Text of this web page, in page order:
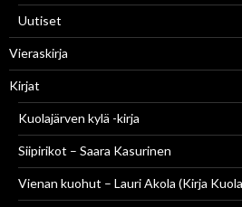
Uutiset
Vieraskirja
Kirjat
Kuolajärven kylä -kirja
Siipirikot – Saara Kasurinen
Vienan kuohut – Lauri Akola (Kirja